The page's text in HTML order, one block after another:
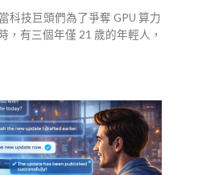
科技巨頭們為了爭奪 GPU 算力
，有三個年僅 21 歲的年輕人，